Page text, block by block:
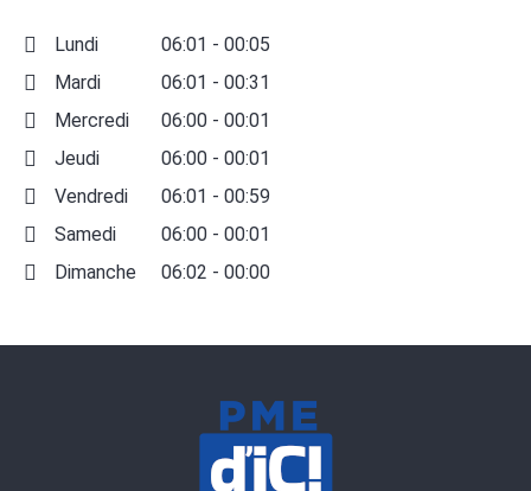
Lundi
06:01 - 00:05
Mardi
06:01 - 00:31
Mercredi
06:00 - 00:01
Jeudi
06:00 - 00:01
Vendredi
06:01 - 00:59
Samedi
06:00 - 00:01
Dimanche
06:02 - 00:00